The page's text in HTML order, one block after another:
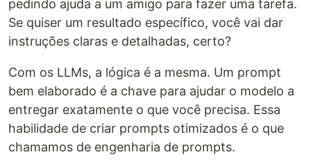
pedindo ajuda a um amigo para fazer uma tarefa.
Se quiser um resultado específico, você vai dar
instruções claras e detalhadas, certo?
Com os LLMs, a lógica é a mesma. Um prompt
bem elaborado é a chave para ajudar o modelo a
entregar exatamente o que você precisa. Essa
habilidade de criar prompts otimizados é o que
chamamos de engenharia de prompts.